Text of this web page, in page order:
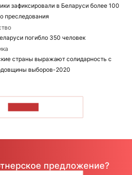
зафиксировали в Беларуси более 100
преследования
погибло 350 человек
страны выражают солидарность с
выборов-2020
предложение?